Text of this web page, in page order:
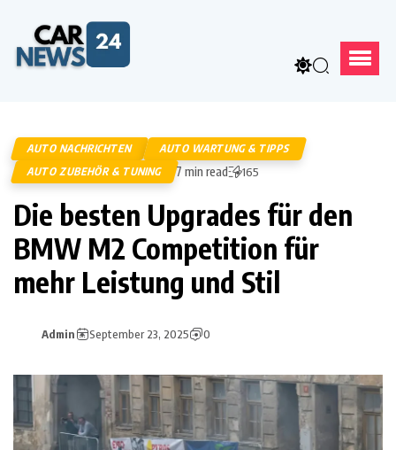
AUTO NACHRICHTEN
AUTO WARTUNG & TIPPS
AUTO ZUBEHÖR & TUNING
7 min read 165
Die besten Upgrades für den
BMW M2 Competition für
mehr Leistung und Stil
Admin September 23, 2025 0